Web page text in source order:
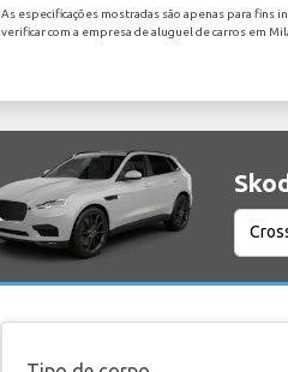
As especificações mostradas são apenas para fins
verificar com a empresa de aluguel de carros em